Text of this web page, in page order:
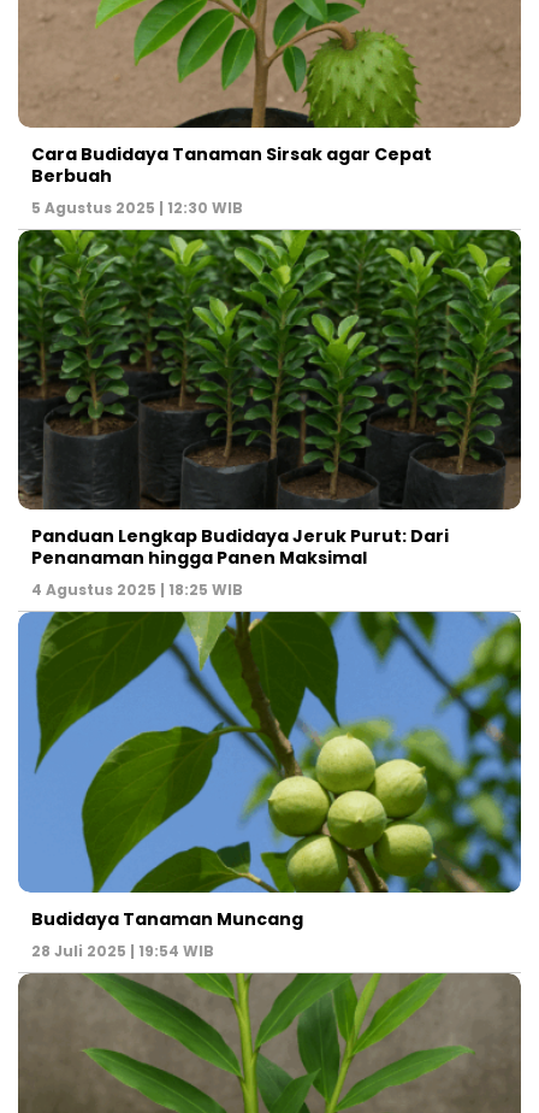
Cara Budidaya Tanaman Sirsak agar Cepat
Berbuah
5 Agustus 2025 | 12:30 WIB
Panduan Lengkap Budidaya Jeruk Purut: Dari
Penanaman hingga Panen Maksimal
4 Agustus 2025 | 18:25 WIB
Budidaya Tanaman Muncang
28 Juli 2025 | 19:54 WIB